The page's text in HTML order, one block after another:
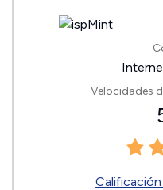
Velocidades